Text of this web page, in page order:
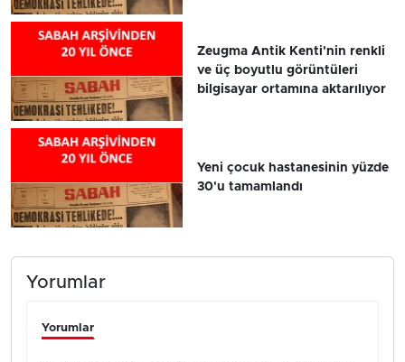
Zeugma Antik Kenti'nin renkli
ve üç boyutlu görüntüleri
bilgisayar ortamına aktarılıyor
Yeni çocuk hastanesinin yüzde
30'u tamamlandı
Yorumlar
Yorumlar